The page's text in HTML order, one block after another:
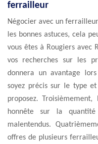
ferrailleur
Négocier avec un
les bonnes astuces, cela
vous êtes à Rougiers avec
vos recherches sur les
donnera un avantage
soyez précis sur le type
proposez.
honnête sur la
malentendus.
offres de plusieurs